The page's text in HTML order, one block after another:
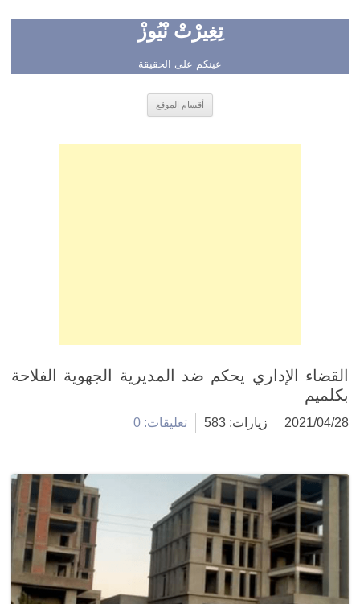
تِغِيرْتْ نْيُوزْ
عينكم على الحقيقة
أقسام الموقع
القضاء الإداري يحكم ضد المديرية الجهوية الفلاحة
بكلميم
2021/04/28 زيارات: 583 تعليقات: 0